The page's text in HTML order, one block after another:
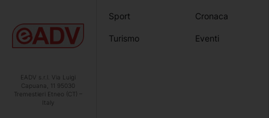
Cronaca
Eventi
Sport
Turismo
EADV s.r.l. Via Luigi
Capuana, 11 95030
Tremestieri Etneo (CT) –
Italy